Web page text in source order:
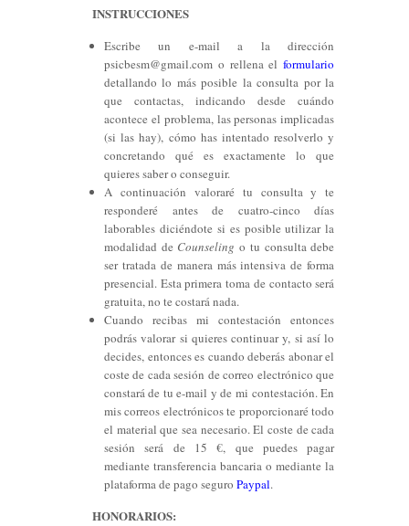
INSTRUCCIONES
Escribe un e-mail a la dirección
psicbesm@gmail.com o rellena elformulario
detallando lo más posible la consulta por la
que contactas, indicando desde cuándo
acontece el problema, las personas implicadas
(si las hay), cómo has intentado resolverlo y
concretando qué es exactamente lo que
quieres saber o conseguir.
A continuación valoraré tu consulta y te
responderé antes de cuatro-cinco días
laborables diciéndote si es posible utilizar la
modalidad de Counseling o tu consulta debe
ser tratada de manera más intensiva de forma
presencial. Esta primera toma de contacto será
gratuita, no te costará nada.
Cuando recibas mi contestación entonces
podrás valorar si quieres continuar y, si así lo
decides, entonces es cuando deberás abonar el
coste de cada sesión de correo electrónico que
constará de tu e-mail y de mi contestación. En
mis correos electrónicos te proporcionaré todo
el material que sea necesario. El coste de cada
sesión será de 15 €, que puedes pagar
mediante transferencia bancaria o mediante la
plataforma de pago seguro Paypal.
HONORARIOS: